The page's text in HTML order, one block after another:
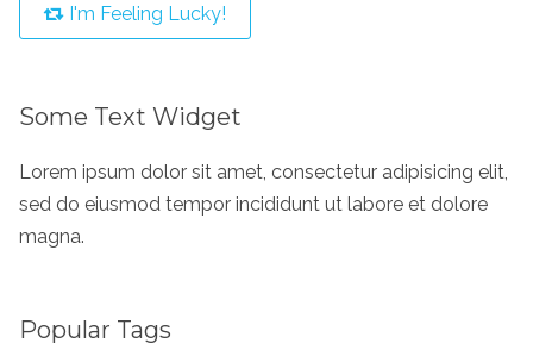
I'm Feeling Lucky!
Some Text Widget
Lorem ipsum dolor sit amet, consectetur adipisicing elit,
sed do eiusmod tempor incididunt ut labore et dolore
magna.
Popular Tags